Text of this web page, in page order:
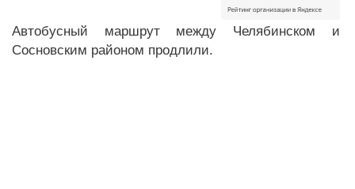
Автобусный маршрут между Челябинском и
Сосновским районом продлили.